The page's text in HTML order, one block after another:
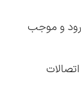
و موجب